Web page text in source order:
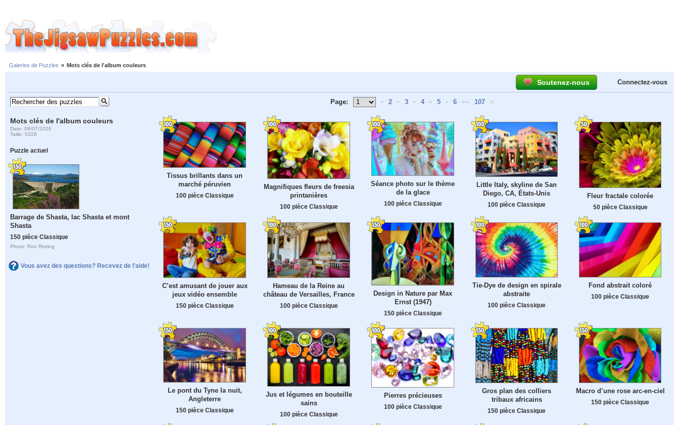
Galeries de Puzzles » Mots clés de l'album couleurs
Soutenez-nous Connectez-vous
Mots clés de l'album couleurs
Date: 08/07/2026
Taille: 5328
Puzzle actuel
Barrage de Shasta, lac Shasta et mont
Shasta
150 pièce Classique
Photo: Ron Reiring
Vous avez des questions? Recevez de l'aide!
Page: • 2 • 3 • 4 • 5 • 6 ••• 107 >
Tissus brillants dans un
marché péruvien
100 pièce Classique
Magnifiques fleurs de freesia
printanières
100 pièce Classique
Séance photo sur le thème
de la glace
100 pièce Classique
Little Italy, skyline de San
Diego, CA, États-Unis
100 pièce Classique
Fleur fractale colorée
50 pièce Classique
C’est amusant de jouer aux
jeux vidéo ensemble
150 pièce Classique
Hameau de la Reine au
château de Versailles, France
100 pièce Classique
Design in Nature par Max
Ernst (1947)
150 pièce Classique
Tie-Dye de design en spirale
abstraite
100 pièce Classique
Fond abstrait coloré
100 pièce Classique
Le pont du Tyne la nuit,
Angleterre
150 pièce Classique
Jus et légumes en bouteille
sains
100 pièce Classique
Pierres précieuses
100 pièce Classique
Gros plan des colliers
tribaux africains
150 pièce Classique
Macro d’une rose arc-en-ciel
150 pièce Classique